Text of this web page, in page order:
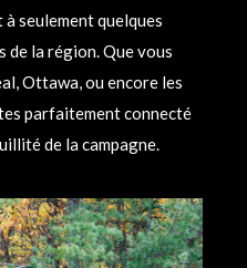
seulement quelques
de la région. Que vous
Ottawa, ou encore les
parfaitement connecté
de la campagne.